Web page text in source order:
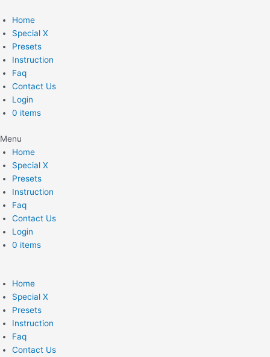
to
content
Home
Special X
Presets
Instruction
Faq
Contact Us
Login
0 items
Menu
Home
Special X
Presets
Instruction
Faq
Contact Us
Login
0 items
Home
Special X
Presets
Instruction
Faq
Contact Us